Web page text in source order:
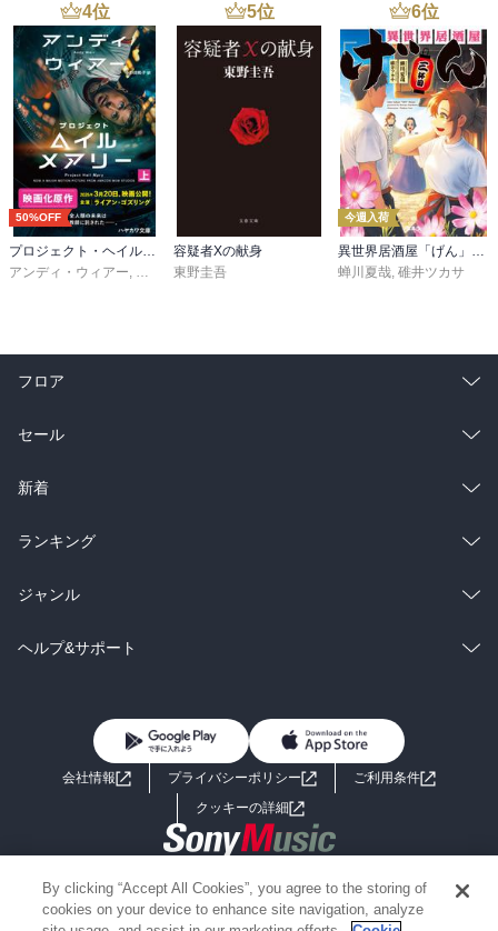
4位
50%OFF
プロジェクト・ヘイル・メアリー 上
アンディ・ウィアー, 小野田和子
5位
容疑者Xの献身
東野圭吾
6位
今週入荷
異世界居酒屋「げん」三杯目
蝉川夏哉, 碓井ツカサ
フロア
総合
ラノベ
雑誌・グラビア
BL・TL
セール
総合
ラノベ
雑誌・グラビア
BL・TL
新着
総合
ラノベ
雑誌・グラビア
ランキング
総合
ラノベ
ジャンル
コミック
ライトノベル 男子向けラノベ
小説
海外小説
ミステリー SF
ヘルプ&サポート
よくあるご質問 お問い合わせ
会社情報 プライバシーポリシー
ご利用条件
クッキーの詳細
Copyright 2017 - 2026 Sony Music Entertainment(Japan) Inc.
Information on the site is for the Japan domestic market only
By clicking “Accept All Cookies”, you agree to the storing of
cookies on your device to enhance site navigation, analyze